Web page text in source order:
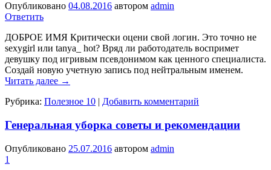
Опубликовано 04.08.2016 автором admin
Ответить
ДОБРОЕ ИМЯ Критически оцени свой логин. Это точно не
sexygirl или tanya_ hot? Вряд ли работодатель воспримет
девушку под игривым псевдонимом как ценного специалиста.
Создай новую учетную запись под нейтральным именем.
Читать далее →
Рубрика: Полезное 10 | Добавить комментарий
Генеральная уборка советы и рекомендации
Опубликовано 25.07.2016 автором admin
1